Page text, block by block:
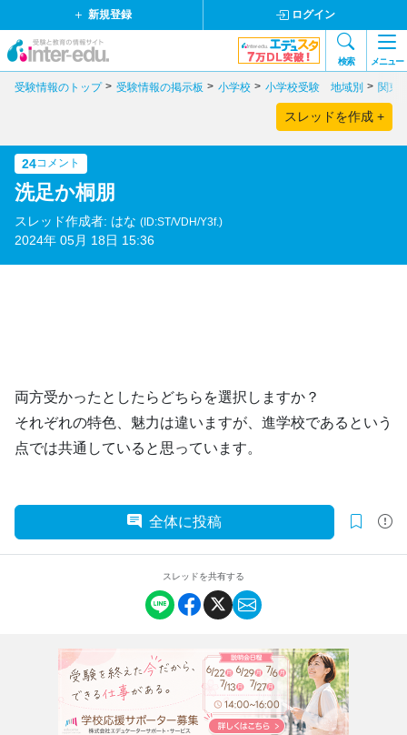
新規登録 ログイン
検索 メニュー
受験情報のトップ 受験情報の掲示板 小学校 小学校受験 地域別 関東
スレッドを作成 +
24コメント
洗足か桐朋
スレッド作成者: はな (ID:ST/VDH/Y3f.)
2024年 05月 18日 15:36
両方受かったとしたらどちらを選択しますか？
それぞれの特色、魅力は違いますが、進学校であるという
点では共通していると思っています。
全体に投稿
スレッドを共有する